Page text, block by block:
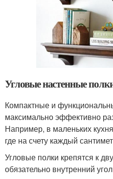
Угловые настенные
Компактные и
максимально эффективно
Например, в маленьких
где на счету каждый
Угловые полки крепятся к
обязательно внутренний